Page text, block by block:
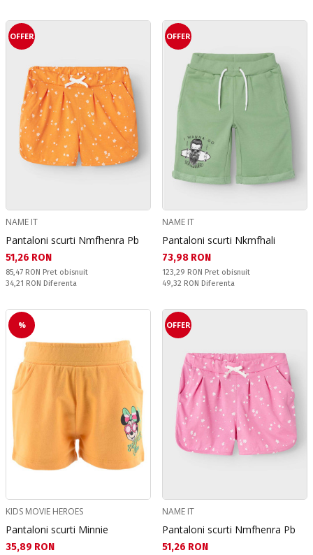
OFFER
NAME IT
Pantaloni scurti Nmfhenra Pb
Текуща цена:
51,26 RON
Pret obisnuit:
85,47 RON Pret obisnuit
Спестявате:
34,21 RON Diferenta
OFFER
NAME IT
Pantaloni scurti Nkmfhali
Текуща цена:
73,98 RON
Pret obisnuit:
123,29 RON Pret obisnuit
Спестявате:
49,32 RON Diferenta
%
KIDS MOVIE HEROES
Pantaloni scurti Minnie
Текуща цена:
35,89 RON
OFFER
NAME IT
Pantaloni scurti Nmfhenra Pb
Текуща цена:
51,26 RON